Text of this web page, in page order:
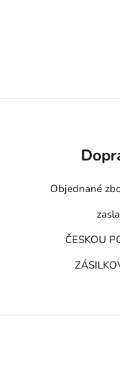
Objednané
ČESKOU